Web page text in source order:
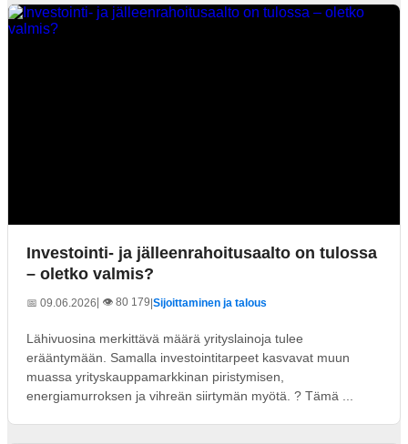
Investointi- ja jälleenrahoitusaalto on tulossa
– oletko valmis?
📅 09.06.2026| 👁️ 80 179 Sijoittaminen ja talous
Lähivuosina merkittävä määrä yrityslainoja tulee
erääntymään. Samalla investointitarpeet kasvavat muun
muassa yrityskauppamarkkinan piristymisen,
energiamurroksen ja vihreän siirtymän myötä. ? Tämä ...